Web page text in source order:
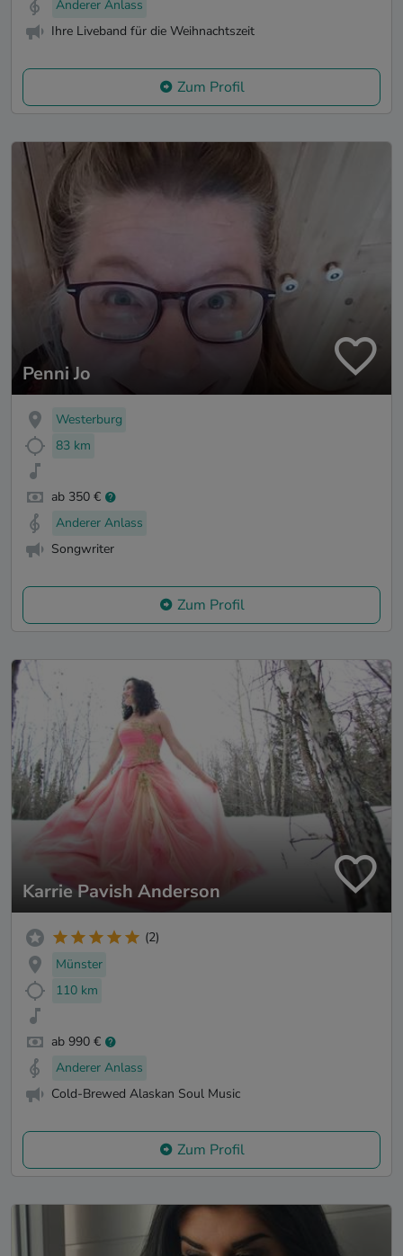
Anderer Anlass
Ihre Liveband für die Weihnachtszeit
Zum Profil
Penni Jo
Westerburg
83 km
ab 350 €
Anderer Anlass
Songwriter
Zum Profil
Karrie Pavish Anderson
(2)
Münster
110 km
ab 990 €
Anderer Anlass
Cold-Brewed Alaskan Soul Music
Zum Profil